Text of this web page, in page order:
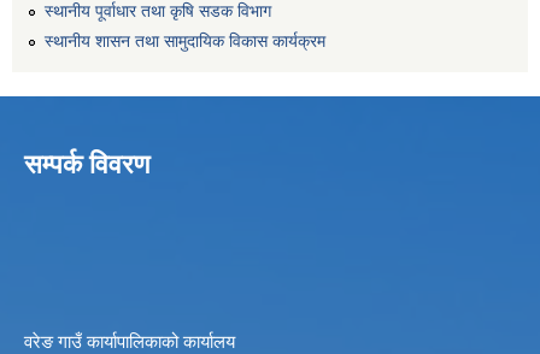
स्थानीय पूर्वाधार तथा कृषि सडक विभाग
स्थानीय शासन तथा सामुदायिक विकास कार्यक्रम
सम्पर्क विवरण
वरेङ गाउँ कार्यापालिकाको कार्यालय